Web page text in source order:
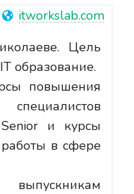
itworkslab.com
Цель
образование.
повышения
и курсы
в сфере